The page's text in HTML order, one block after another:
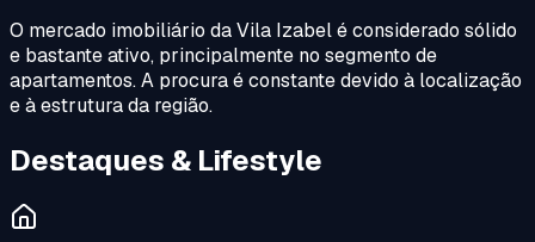
O mercado imobiliário da Vila Izabel é considerado sólido
e bastante ativo, principalmente no segmento de
apartamentos. A procura é constante devido à localização
e à estrutura da região.
Destaques & Lifestyle